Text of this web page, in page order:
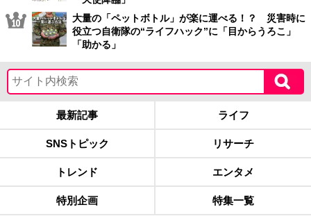
大量の「ペットボトル」が楽に運べる！？ 災害時に
役立つ自衛隊の“ライフハック”に「目からうろこ」
「助かる」
最新記事 ライフ
SNSトピック リサーチ
トレンド エンタメ
特別企画 特集一覧